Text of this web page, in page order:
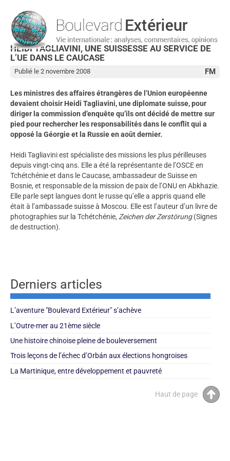
HEIDI TAGLIAVINI, UNE SUISSESSE AU SERVICE DE
L’UE DANS LE CAUCASE
FM
Publié le 2 novembre 2008
Les ministres des affaires étrangères de l’Union européenne
devaient choisir Heidi Tagliavini, une diplomate suisse, pour
diriger la commission d’enquête qu’ils ont décidé de mettre sur
pied pour rechercher les responsabilités dans le conflit qui a
opposé la Géorgie et la Russie en août dernier.
Heidi Tagliavini est spécialiste des missions les plus périlleuses
depuis vingt-cinq ans. Elle a été la représentante de l’OSCE en
Tchétchénie et dans le Caucase, ambassadeur de Suisse en
Bosnie, et responsable de la mission de paix de l’ONU en Abkhazie.
Elle parle sept langues dont le russe qu’elle a appris quand elle
était à l’ambassade suisse à Moscou. Elle est l’auteur d’un livre de
photographies sur la Tchétchénie, Zeichen der Zerstörung(Signes
de destruction).
Derniers articles
L’aventure "Boulevard Extérieur" s’achève
L’Outre-mer au 21ème siècle
Une histoire chinoise pleine de bouleversement
Trois leçons de l’échec d’Orbán aux élections hongroises
La Martinique, entre développement et pauvreté
Haut de page